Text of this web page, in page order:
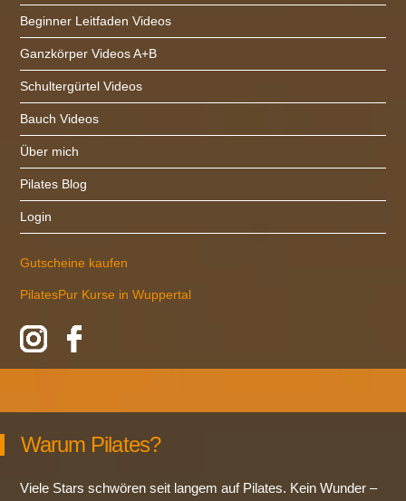
Beginner Leitfaden Videos
Ganzkörper Videos A+B
Schultergürtel Videos
Bauch Videos
Über mich
Pilates Blog
Login
Gutscheine kaufen
PilatesPur Kurse in Wuppertal
Warum Pilates?
Viele Stars schwören seit langem auf Pilates. Kein Wunder –